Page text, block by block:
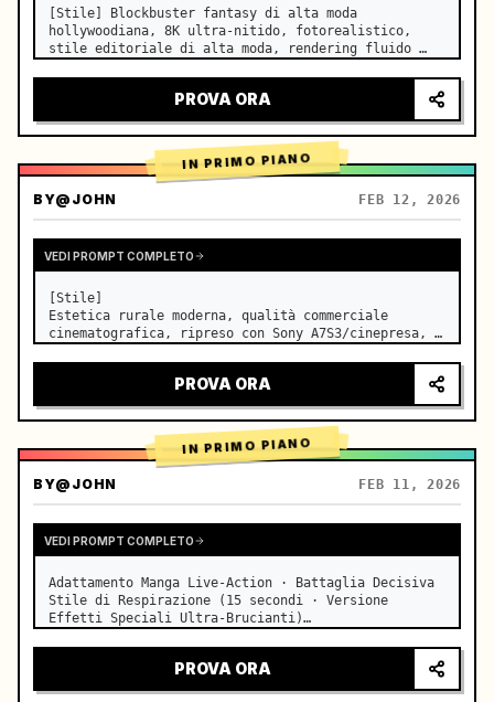
[Stile] Blockbuster fantasy di alta moda
hollywoodiana, 8K ultra-nitido, fotorealistico,
stile editoriale di alta moda, rendering fluido
secondi. [Scena] Una distesa infinita e realistica
di Salar de Uyuni (Sky Mi…
PROVA ORA
IN PRIMO PIANO
BY@JOHN FEB 12, 2026
VEDI PROMPT COMPLETO
[Stile]
Estetica rurale moderna, qualità commerciale
cinematografica, ripreso con Sony A7S3/cinepresa,
sensazione di dramma in costume storico.
[Scena]
PROVA ORA
IN PRIMO PIANO
BY@JOHN FEB 11, 2026
VEDI PROMPT COMPLETO
Adattamento Manga Live-Action · Battaglia Decisiva
Stile di Respirazione (15 secondi · Versione
Effetti Speciali Ultra-Brucianti)
d'Acqua Blu) VS Respirazione del Fulmine (Fulmine
Dorato), duello live-action a…
PROVA ORA